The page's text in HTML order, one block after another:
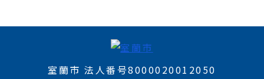
室蘭市 法人番号8000020012050